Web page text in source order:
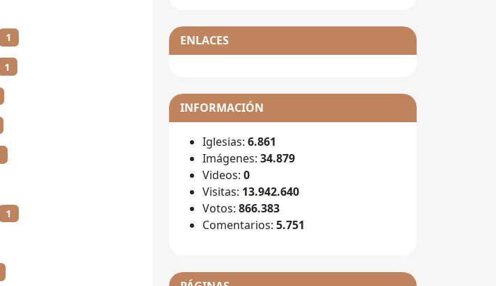
1
1
1
ENLACES
INFORMACIÓN
Iglesias: 6.861
Imágenes: 34.879
Videos: 0
Visitas: 13.942.640
Votos: 866.383
Comentarios: 5.751